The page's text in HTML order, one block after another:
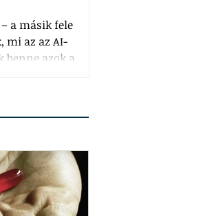
a másik fele
mi az az AI-
azok a